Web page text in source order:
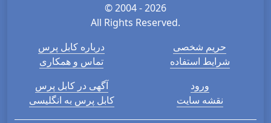
© 2004 - 2026
All Rights Reserved.
درباره کابل پرس
تماس و همکاری
حریم شخصی
شرایط استفاده
آگهی در کابل پرس
کابل پرس به انگلیسی
ورود
نقشه سایت